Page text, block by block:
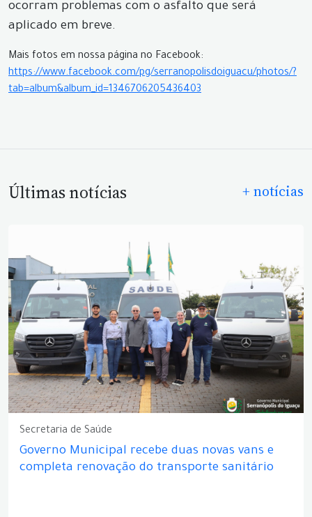
ocorram problemas com o asfalto que será
aplicado em breve.
Mais fotos em nossa página no Facebook:
https://www.facebook.com/pg/serranopolisdoiguacu/photos/?
tab=album&album_id=1346706205436403
Últimas notícias + notícias
Secretaria de Saúde
Governo Municipal recebe duas novas vans e
completa renovação do transporte sanitário